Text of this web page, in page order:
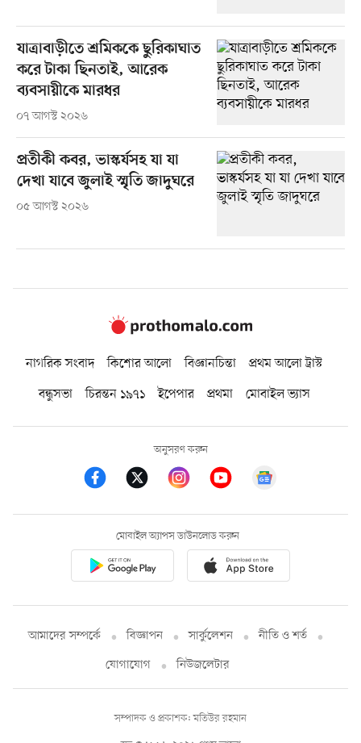
যাত্রাবাড়ীতে শ্রমিককে ছুরিকাঘাত
করে টাকা ছিনতাই, আরেক
ব্যবসায়ীকে মারধর
০৭ আগস্ট ২০২৬
প্রতীকী কবর, ভাস্কর্যসহ যা যা
দেখা যাবে জুলাই স্মৃতি জাদুঘরে
০৫ আগস্ট ২০২৬
নাগরিক সংবাদ কিশোর আলো বিজ্ঞানচিন্তা
প্রথম আলো ট্রাস্ট
বন্ধুসভা
চিরন্তন ১৯৭১ ইপেপার প্রথমা মোবাইল ভ্যাস
অনুসরণ করুন
মোবাইল অ্যাপস ডাউনলোড করুন
আমাদের সম্পর্কে বিজ্ঞাপন সার্কুলেশন
নীতি ও শর্ত
যোগাযোগ
নিউজলেটার
সম্পাদক ও প্রকাশক: মতিউর রহমান